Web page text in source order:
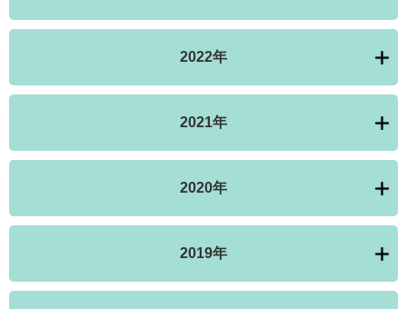
2022年
2021年
2020年
2019年